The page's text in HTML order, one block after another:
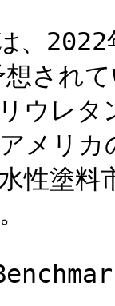
、
想され
ウレ
メリ
性塗料